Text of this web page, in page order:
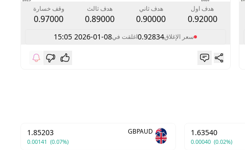
هدف اول
0.92000
هدف ثاني
0.90000
هدف ثالث
0.89000
وقف خسارة
0.97000
سعر الإغلاق0.92834اغلقت في2026-01-08 15:05
1.63540
0.00040 (0.02%)
GBPAUD
1.85203
0.00141 (0.07%)